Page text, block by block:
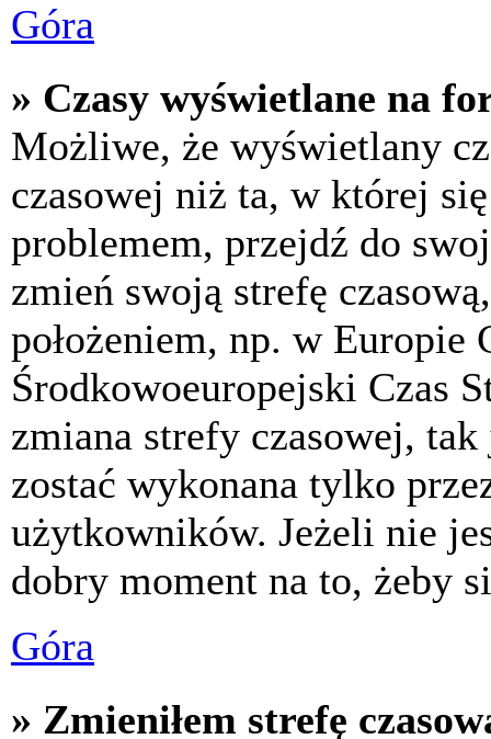
Góra
» Czasy wyświetlane na
Możliwe, że wyświetlany
czasowej niż ta, w której
problemem, przejdź do
zmień swoją strefę
położeniem, np. w Europie
Środkowoeuropejski Czas
zmiana strefy czasowej,
zostać wykonana tylko
użytkowników. Jeżeli nie
dobry moment na to, żeby
Góra
» Zmieniłem strefę